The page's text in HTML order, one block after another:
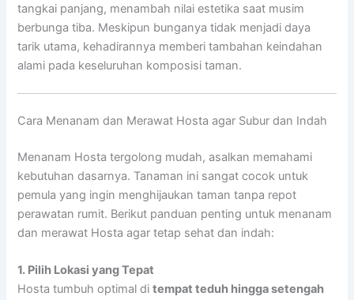
tangkai panjang, menambah nilai estetika saat musim
berbunga tiba. Meskipun bunganya tidak menjadi daya
tarik utama, kehadirannya memberi tambahan keindahan
alami pada keseluruhan komposisi taman.
Cara Menanam dan Merawat Hosta agar Subur dan Indah
Menanam Hosta tergolong mudah, asalkan memahami
kebutuhan dasarnya. Tanaman ini sangat cocok untuk
pemula yang ingin menghijaukan taman tanpa repot
perawatan rumit. Berikut panduan penting untuk menanam
dan merawat Hosta agar tetap sehat dan indah:
1. Pilih Lokasi yang Tepat
Hosta tumbuh optimal ditempat teduh hingga setengah